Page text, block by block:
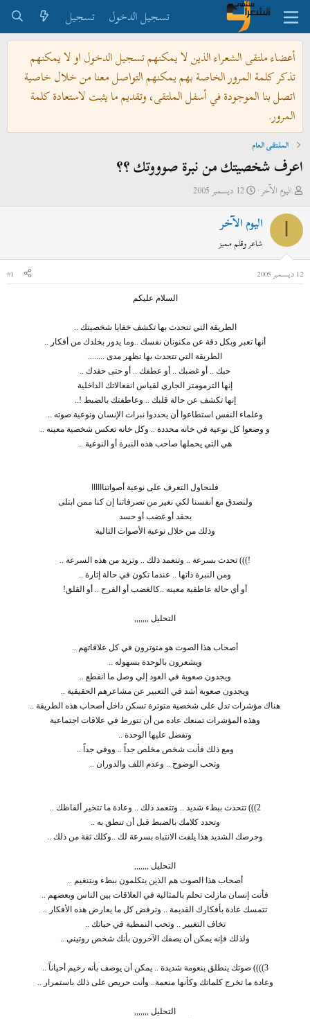
تسجيل الدخول
تسجيل
أعضاء ملتقى الشعراء الذين لا يمكنهم تسجيل الدخول او لا يمكنهم
تذكر كلمة المرور الخاصة بهم يمكنهم التواصل معنا من خلال خاصية
اتصل بنا الموجودة في أسفل الملتقى، وتقديم ما يثبت لاستعادة كلمة
المرور.
الملتقى العام
اعرف شخصيتك من نبرة صوووتك ؟؟
ب
ئ
ل
م
اليوم الآخر
ت
خ
ل
12 ديسمبر 2005
اليوم الآخر
شاعر وقلم مميز
12 ديسمبر 2005
#1
السلام عليكم
الطريقة التي تتحدث بها تكشف خفايا شخصيتك ..
أنها تعبر وبكل دقة عن مكنونان نفسك ..وما يدور بخلدك من أفكار ..
الطريقة التي تتحدث بها تظهر مدى ........
حبك .. أو غضبك .. أو عطفك .. أو حتى حقدك ..
إنها الترمومتر الجاري لقياس انفعالاتك الداخلية
إنها تكشف عن حالة قلبك .. وعاطفتك بالضبط !..
وعلماء النفس استطاعوا أن يحددوا نبرات الإنسان ونوعية صوته ..
و وضعوا كل نوعية في خانه محددة .. وكل خانه تعكس شخصية معينه ..
هي التي يحملها صاحب هذه النبرة أو النوعية ..
فلنحاول التعرف على نوعية أصواتناااااا
ولنصدق مع أنفسنا لكي نغير من تصرفاتنا إن كنا ممن ابتلى
بحقد أو غضب أو حسد
وذلك من خلال نوعية الأصوات التالية
!))) تحدث بسرعة .. وتتعمد ذلك .. وتزيد من هذه السرعة ..
ومن النبرة ذاتها .. عندما تكون في حالة إثارة ..
أو أي حالة عاطفية معينه ..كالغضب أو الفرح .. أو القلق!
التحليل ,,,,,,,
أصحاب هذا الصوت هو متوترون في كل علاقاتهم ..
ويشعرون بالوحدة بسهوله ..
ويجدون صعوبة في العود إلي وصل ما انقطع ..
ويجدون صعوبة أشد في التعبير عن مشاعرهم الحقيقية ..
هناك مؤشرات تدل على شخصية متوترة تسكن داخل أصحاب هذه الطريقة ..
وهذه المؤشرات تمنعك عاده من أن تتورط في علاقات اجتماعية
وتفضل عليها الوحدة ..
ومع ذلك فأنت شخص مخلص جداً .. ووفي جداً ..
وتحب الوضوح .. وعدم اللف والدوران ..
2))) تتحدث ببطء شديد .. وتتعمد ذلك .. وعادة ما تتخير ألفاظك ..
وتحدد كلامك بالضبط قبل أن تنطق به ..
وحرصك الشديد هذا يلفت الانتباه بسرعة لك ..وكلك ثقة من ذلك ..
التحليل ,,,,,,,
أصحاب هذا الصوت هم الذين يتكلمون ببطء وبتنغيم ..
فأنت إنسان مازلت تحلم بالمثالية في العلاقات بين الناس وبعضهم ..
تتمسك عادة بأفكارك القديمة .. وترفض كل ما يعارض هذه الأفكار ..
تخاف التغيير .. وتحب النمطية في حياتك ..
ولذلك فإنه يمكن أن يصفك الآخرون بأنك شخص روتيني ..
3)))) صوتك ينطلق بنعومة شديدة .. يمكن أن يوصف بأنه رخيم أحياناً ..
وعادة ما تخرج كلماتك وكأنها منعمة.. وأنت حريص على ذلك باستمرار ..
التحليل ,,,,,,,